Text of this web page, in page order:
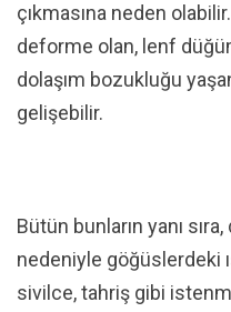
çıkmasına neden
deforme olan, lenf
dolaşım bozukluğu
gelişebilir.
Bütün bunların yanı
nedeniyle göğüslerdeki
sivilce, tahriş gibi